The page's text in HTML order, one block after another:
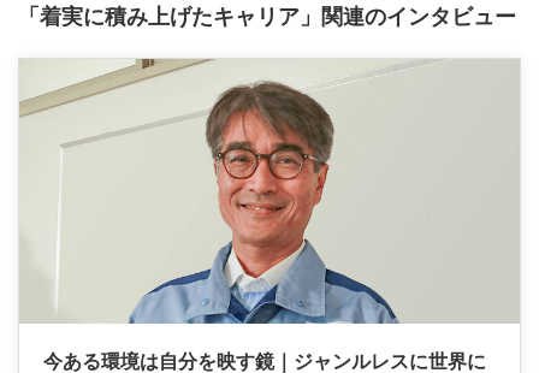
「着実に積み上げたキャリア」関連のインタビュー
今ある環境は自分を映す鏡｜ジャンルレスに世界に